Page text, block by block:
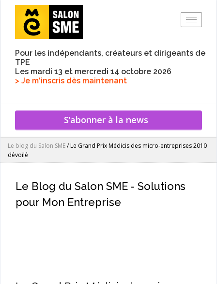
Pour les indépendants, créateurs et dirigeants de
TPE
Les mardi 13 et mercredi 14 octobre 2026
> Je m'inscris dès maintenant
S’abonner à la news
Le blog du Salon SME/Le Grand Prix Médicis des micro-entreprises 2010
dévoilé
Le Blog du Salon SME - Solutions
pour Mon Entreprise